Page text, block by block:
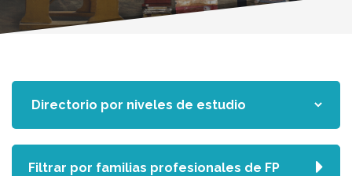
Filtrar por familias profesionales de FP